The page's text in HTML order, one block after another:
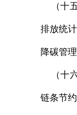
（十五
排放统
降碳管
（十六
链条节